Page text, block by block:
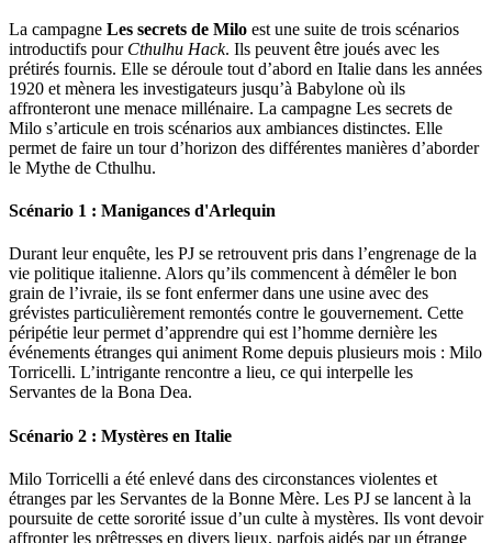
La campagne Les secrets de Milo est une suite de trois scénarios
introductifs pour Cthulhu Hack. Ils peuvent être joués avec les
prétirés fournis. Elle se déroule tout d’abord en Italie dans les années
1920 et mènera les investigateurs jusqu’à Babylone où ils
affronteront une menace millénaire. La campagne Les secrets de
Milo s’articule en trois scénarios aux ambiances distinctes. Elle
permet de faire un tour d’horizon des différentes manières d’aborder
le Mythe de Cthulhu.
Scénario 1 : Manigances d'Arlequin
Durant leur enquête, les PJ se retrouvent pris dans l’engrenage de la
vie politique italienne. Alors qu’ils commencent à démêler le bon
grain de l’ivraie, ils se font enfermer dans une usine avec des
grévistes particulièrement remontés contre le gouvernement. Cette
péripétie leur permet d’apprendre qui est l’homme dernière les
événements étranges qui animent Rome depuis plusieurs mois : Milo
Torricelli. L’intrigante rencontre a lieu, ce qui interpelle les
Servantes de la Bona Dea.
Scénario 2 : Mystères en Italie
Milo Torricelli a été enlevé dans des circonstances violentes et
étranges par les Servantes de la Bonne Mère. Les PJ se lancent à la
poursuite de cette sororité issue d’un culte à mystères. Ils vont devoir
affronter les prêtresses en divers lieux, parfois aidés par un étrange